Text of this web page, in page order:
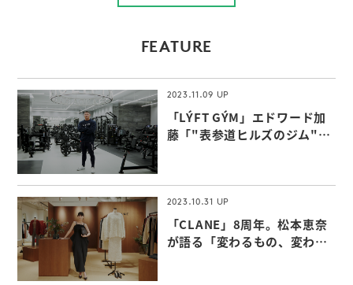
FEATURE
2023.11.09
「LÝFT GÝM」エドワード加
藤「"表参道ヒルズのジム"な
2023.10.31
「CLANE」8周年。松本恵奈
が語る「変わるもの、変わら